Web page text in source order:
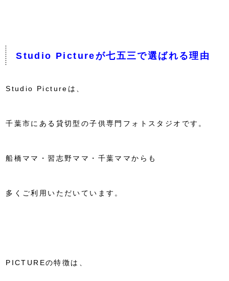
Studio Pictureが七五三で選ばれる理由
Studio Pictureは、
千葉市にある貸切型の子供専門フォトスタジオです。
船橋ママ・習志野ママ・千葉ママからも
多くご利用いただいています。
PICTUREの特徴は、